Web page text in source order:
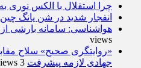
چرا استقلال با الکس نوری
انفجار شدید در شن یانگ چین ؛۳ نفر جان
هواشناسی: سامانه بارشی
views
«روایتگری صحیح» سلاح
جهادی لازمه پیشرفت 3 views